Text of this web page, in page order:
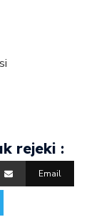
rejeki :
Email